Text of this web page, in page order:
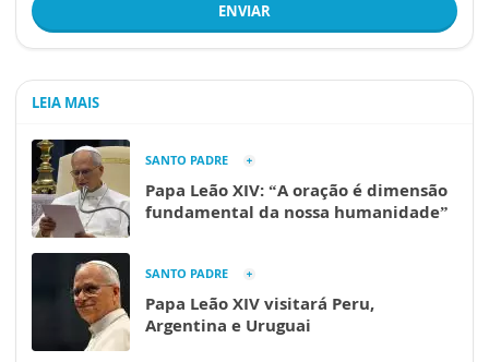
ENVIAR
LEIA MAIS
SANTO PADRE
Papa Leão XIV: “A oração é dimensão
fundamental da nossa humanidade”
SANTO PADRE
Papa Leão XIV visitará Peru,
Argentina e Uruguai